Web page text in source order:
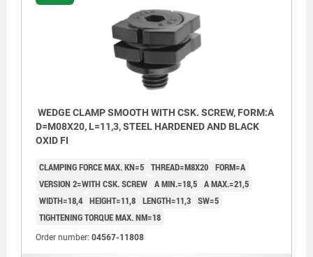
WEDGE CLAMP SMOOTH WITH CSK. SCREW, FORM:A
D=M08X20, L=11,3, STEEL HARDENED AND BLACK
OXID FI
CLAMPING FORCE MAX. KN=5 THREAD=M8X20 FORM=A
VERSION 2=WITH CSK. SCREW A MIN.=18,5 A MAX.=21,5
WIDTH=18,4 HEIGHT=11,8 LENGTH=11,3 SW=5
TIGHTENING TORQUE MAX. NM=18
Order number: 04567-11808